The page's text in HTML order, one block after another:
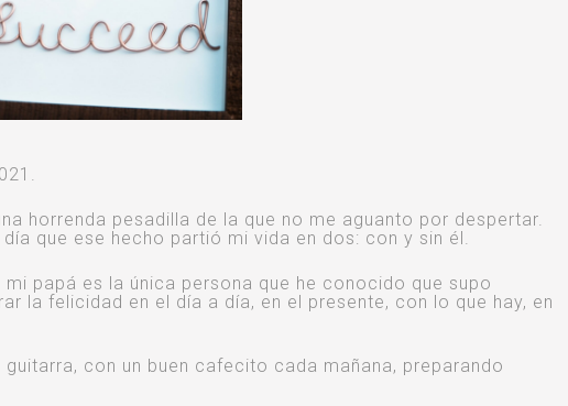
horrenda pesadilla de la que no me aguanto por despertar.
que ese hecho partió mi vida en dos: con y sin él.
papá es la única persona que he conocido que supo
la felicidad en el día a día, en el presente, con lo que hay, en
con un buen cafecito cada mañana, preparando